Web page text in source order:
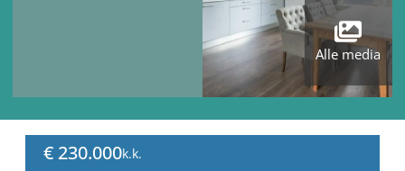
Alle media
€ 230.000k.k.